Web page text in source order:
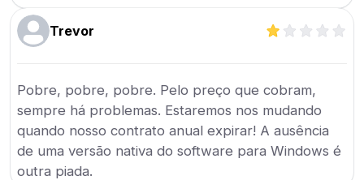
Trevor
Pobre, pobre, pobre. Pelo preço que cobram,
sempre há problemas. Estaremos nos mudando
quando nosso contrato anual expirar! A ausência
de uma versão nativa do software para Windows é
outra piada.